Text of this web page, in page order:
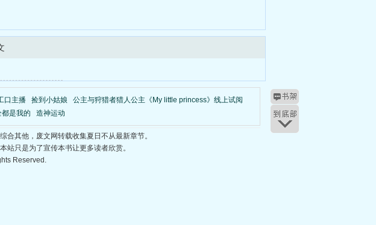
口主播 捡到小姑娘
公主与狩猎者猎人公主《My little princess》线上试阅
都是我的 造神运动
合其他，废文网转载收集夏日不从最新章节。
站只是为了宣传本书让更多读者欣赏。
Reserved.